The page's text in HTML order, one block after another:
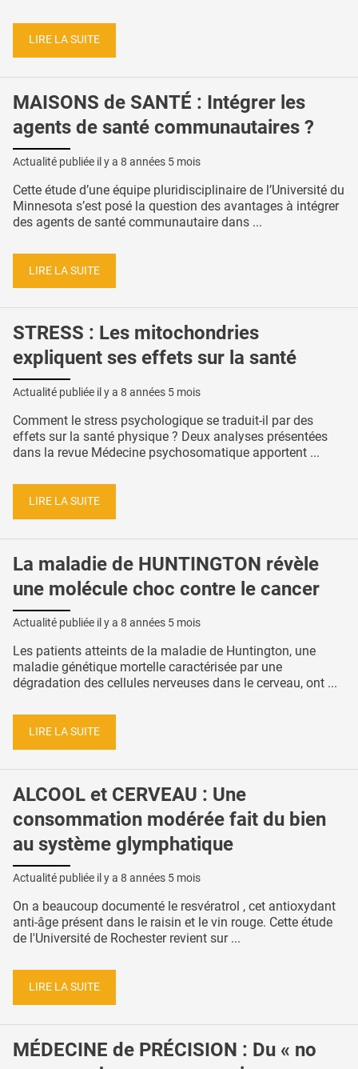
LIRE LA SUITE
MAISONS de SANTÉ : Intégrer les
agents de santé communautaires ?
Actualité publiée il y a 8 années 5 mois
Cette étude d’une équipe pluridisciplinaire de l’Université du
Minnesota s’est posé la question des avantages à intégrer
des agents de santé communautaire dans ...
LIRE LA SUITE
STRESS : Les mitochondries
expliquent ses effets sur la santé
Actualité publiée il y a 8 années 5 mois
Comment le stress psychologique se traduit-il par des
effets sur la santé physique ? Deux analyses présentées
dans la revue Médecine psychosomatique apportent ...
LIRE LA SUITE
La maladie de HUNTINGTON révèle
une molécule choc contre le cancer
Actualité publiée il y a 8 années 5 mois
Les patients atteints de la maladie de Huntington, une
maladie génétique mortelle caractérisée par une
dégradation des cellules nerveuses dans le cerveau, ont ...
LIRE LA SUITE
ALCOOL et CERVEAU : Une
consommation modérée fait du bien
au système glymphatique
Actualité publiée il y a 8 années 5 mois
On a beaucoup documenté le resvératrol , cet antioxydant
anti-âge présent dans le raisin et le vin rouge. Cette étude
de l'Université de Rochester revient sur ...
LIRE LA SUITE
MÉDECINE de PRÉCISION : Du « no